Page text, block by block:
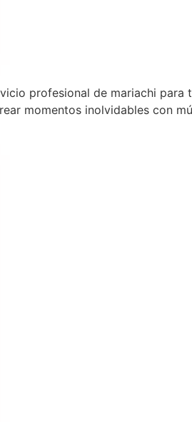
profesional de mariachi
momentos inolvidables con